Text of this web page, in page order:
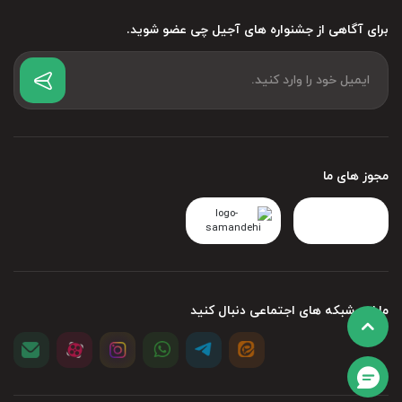
3- هزینه‌های مربوط به بسته‌بندی و حمل و نقل
از محل تولید تا
4- عرضه و تقاضا
: هر چقدر که میزان تقاضا در بازار تخمه بیشتر
از میزان عرضه آن باشد، قیمت آنها بالاتر می‌رود.
برای آگاهی از جشنواره های آجیل چی عضو شوید.
مجوز های ما
مارا در شبکه های اجتماعی دنبال کنید